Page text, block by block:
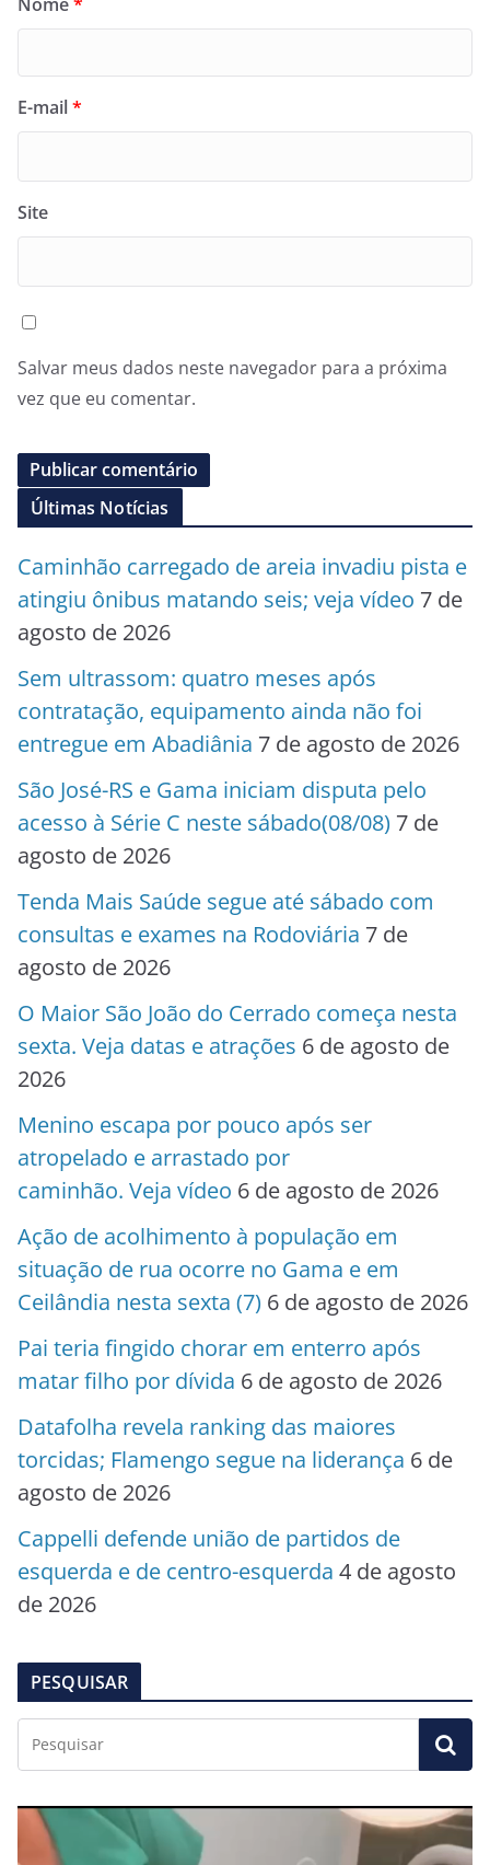
E-mail*
Site
Salvar meus dados neste navegador para a próxima
vez que eu comentar.
Últimas Notícias
Caminhão carregado de areia invadiu pista e
atingiu ônibus matando seis; veja vídeo 7 de
agosto de 2026
Sem ultrassom: quatro meses após
contratação, equipamento ainda não foi
entregue em Abadiânia 7 de agosto de 2026
São José-RS e Gama iniciam disputa pelo
acesso à Série C neste sábado(08/08) 7 de
agosto de 2026
Tenda Mais Saúde segue até sábado com
consultas e exames na Rodoviária 7 de
agosto de 2026
O Maior São João do Cerrado começa nesta
sexta. Veja datas e atrações 6 de agosto de
2026
Menino escapa por pouco após ser
atropelado e arrastado por
caminhão. Veja vídeo 6 de agosto de 2026
Ação de acolhimento à população em
situação de rua ocorre no Gama e em
Ceilândia nesta sexta (7) 6 de agosto de 2026
Pai teria fingido chorar em enterro após
matar filho por dívida 6 de agosto de 2026
Datafolha revela ranking das maiores
torcidas; Flamengo segue na liderança 6 de
agosto de 2026
Cappelli defende união de partidos de
esquerda e de centro-esquerda 4 de agosto
de 2026
PESQUISAR